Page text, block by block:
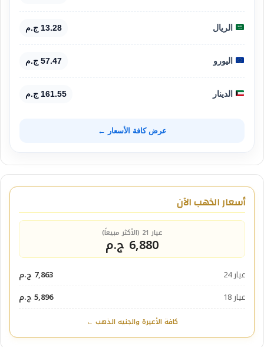
الريال 13.28 ج.م
اليورو 57.47 ج.م
الدينار 161.55 ج.م
عرض كافة الأسعار ←
أسعار الذهب الآن
عيار 21 (الأكثر مبيعاً)
6,880 ج.م
عيار 24
7,863 ج.م
عيار 18
5,896 ج.م
كافة الأعيرة والجنيه الذهب ←